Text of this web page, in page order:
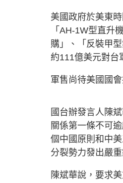
美國政府於美東
「AH-1W型直升
購」、「反裝甲
約111億美元對台
軍售尚待美國國
國台辦發言人陳
關係第一條不可
個中國原則和中
分裂勢力發出嚴
陳斌華說，要求